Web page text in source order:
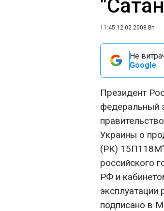
11:45 12.02.2008 Вт
Не
Google
Президент
федеральный
Украины о
(РК) 15П118М"
российского
РФ и
подписано в